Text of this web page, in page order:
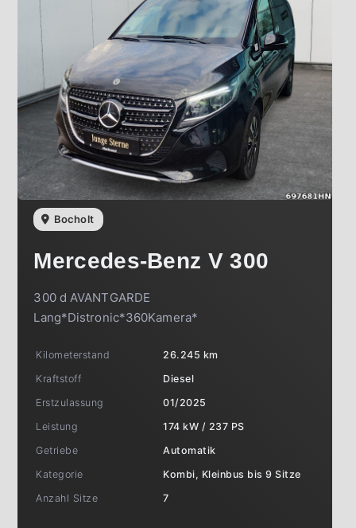
Bocholt
Mercedes-Benz V 300
300 d AVANTGARDE
Lang*Distronic*360Kamera*
Kilometerstand
26.245 km
Kraftstoff
Diesel
Erstzulassung
01/2025
Leistung
174 kW / 237 PS
Getriebe
Automatik
Kategorie
Kombi, Kleinbus bis 9 Sitze
Anzahl Sitze
7